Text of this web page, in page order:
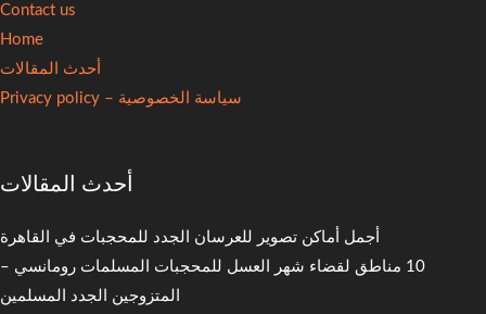
Contact us
Home
أحدث المقالات
سياسة الخصوصية – Privacy policy
أحدث المقالات
أجمل أماكن تصوير للعرسان الجدد للمحجبات في القاهرة
10 مناطق لقضاء شهر العسل للمحجبات المسلمات رومانسي –
المتزوجين الجدد المسلمين